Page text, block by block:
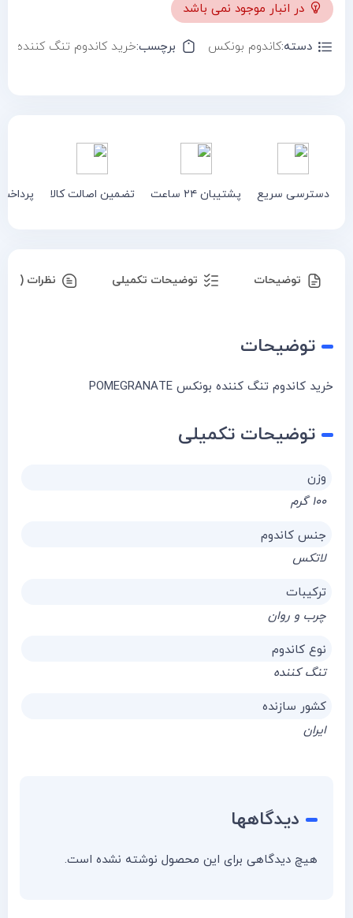
در انبار موجود نمی باشد
دسته:کاندوم بونکس برچسب:خرید کاندوم تنگ کننده
دسترسی سریع پشتیبان ۲۴ ساعت تضمین اصالت کالا
توضیحات توضیحات تکمیلی نظرات (۰)
توضیحات
خرید کاندوم تنگ کننده بونکس POMEGRANATE
توضیحات تکمیلی
وزن
۱۰۰ گرم
جنس کاندوم
لاتکس
ترکیبات
چرب و روان
نوع کاندوم
تنگ کننده
کشور سازنده
ایران
دیدگاهها
هیچ دیدگاهی برای این محصول نوشته نشده است.